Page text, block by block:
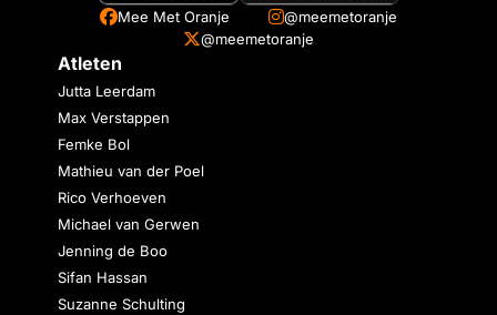
Mee Met Oranje
@meemetoranje
@meemetoranje
Atleten
Jutta Leerdam
Max Verstappen
Femke Bol
Mathieu van der Poel
Rico Verhoeven
Michael van Gerwen
Jenning de Boo
Sifan Hassan
Suzanne Schulting